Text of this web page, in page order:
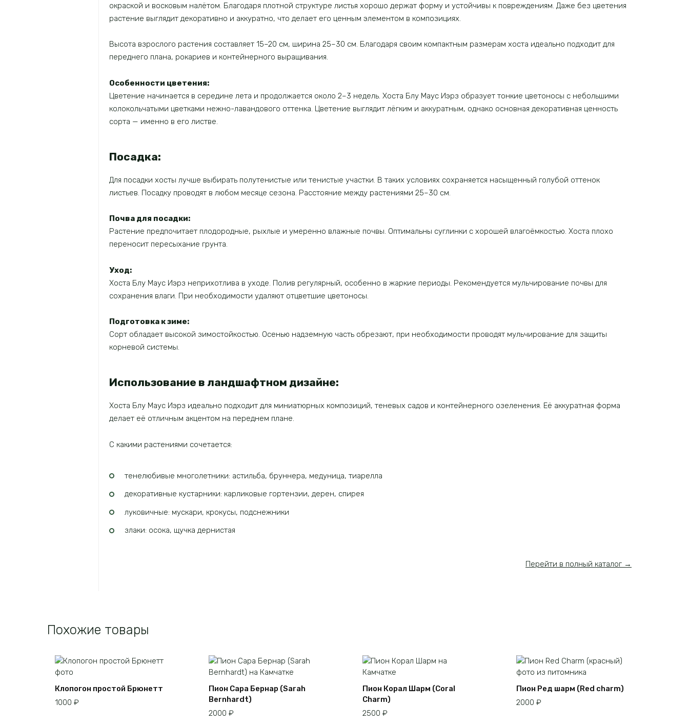
окраской и восковым налётом. Благодаря плотной структуре листья хорошо держат форму и устойчивы к повреждениям. Даже без цветения
растение выглядит декоративно и аккуратно, что делает его ценным элементом в композициях.
Высота взрослого растения составляет 15–20 см, ширина 25–30 см. Благодаря своим компактным размерам хоста идеально подходит для
переднего плана, рокариев и контейнерного выращивания.
Особенности цветения:
Цветение начинается в середине лета и продолжается около 2–3 недель. Хоста Блу Маус Иэрз образует тонкие цветоносы с небольшими
колокольчатыми цветками нежно-лавандового оттенка. Цветение выглядит лёгким и аккуратным, однако основная декоративная ценность
сорта — именно в его листве.
Посадка:
Для посадки хосты лучше выбирать полутенистые или тенистые участки. В таких условиях сохраняется насыщенный голубой оттенок
листьев. Посадку проводят в любом месяце сезона. Расстояние между растениями 25–30 см.
Почва для посадки:
Растение предпочитает плодородные, рыхлые и умеренно влажные почвы. Оптимальны суглинки с хорошей влагоёмкостью. Хоста плохо
переносит пересыхание грунта.
Уход:
Хоста Блу Маус Иэрз неприхотлива в уходе. Полив регулярный, особенно в жаркие периоды. Рекомендуется мульчирование почвы для
сохранения влаги. При необходимости удаляют отцветшие цветоносы.
Подготовка к зиме:
Сорт обладает высокой зимостойкостью. Осенью надземную часть обрезают, при необходимости проводят мульчирование для защиты
корневой системы.
Использование в ландшафтном дизайне:
Хоста Блу Маус Иэрз идеально подходит для миниатюрных композиций, теневых садов и контейнерного озеленения. Её аккуратная форма
делает её отличным акцентом на переднем плане.
С какими растениями сочетается:
тенелюбивые многолетники: астильба, бруннера, медуница, тиарелла
декоративные кустарники: карликовые гортензии, дерен, спирея
луковичные: мускари, крокусы, подснежники
злаки: осока, щучка дернистая
Перейти в полный каталог →
Похожие товары
Клопогон простой Брюнетт
1000 ₽
Пион Сара Бернар (Sarah
Bernhardt)
2000 ₽
Пион Корал Шарм (Coral
Charm)
2500 ₽
Пион Ред шарм (Red charm)
2000 ₽